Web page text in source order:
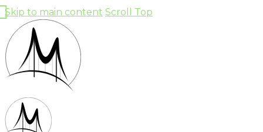
Skip to main content Scroll Top